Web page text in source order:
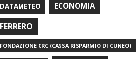
DATAMETEO ECONOMIA
FERRERO
FONDAZIONE CRC (CASSA RISPARMIO DI CUNEO)